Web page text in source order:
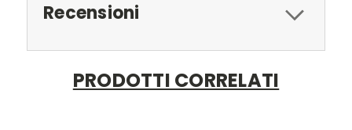
Recensioni
PRODOTTI CORRELATI